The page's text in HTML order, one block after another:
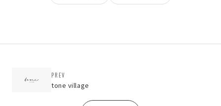
PREV
tone village